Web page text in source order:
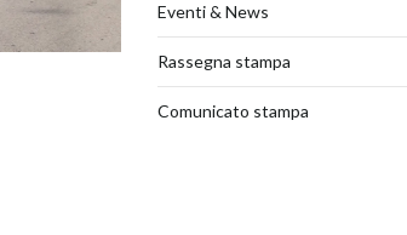
Eventi & News
Rassegna stampa
Comunicato stampa